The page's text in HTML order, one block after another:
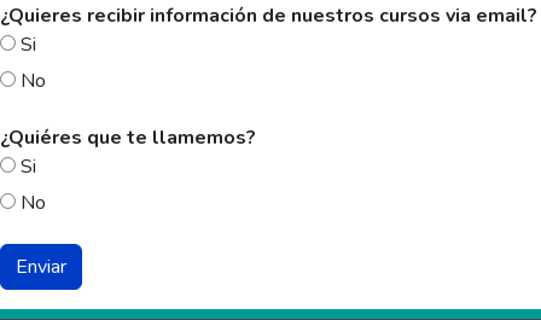
¿Quieres recibir información de nuestros cursos via email?
Si
No
¿Quiéres que te llamemos?
Si
No